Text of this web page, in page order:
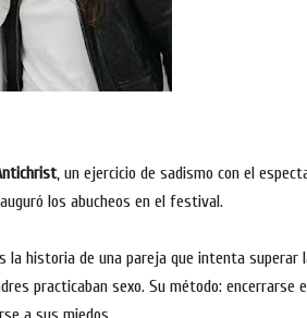
, un ejercicio de sadismo con el
los abucheos en el festival.
la historia de una pareja que intenta superar
practicaban sexo. Su método: encerrarse